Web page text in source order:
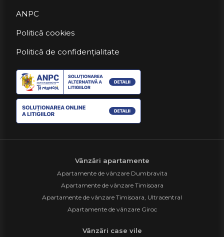
ANPC
Politică cookies
Politică de confidențialitate
Vânzări apartamente
Apartamente de vânzare Dumbravita
Apartamente de vânzare Timisoara
Apartamente de vânzare Timisoara, Ultracentral
Apartamente de vânzare Giroc
Vânzări case vile